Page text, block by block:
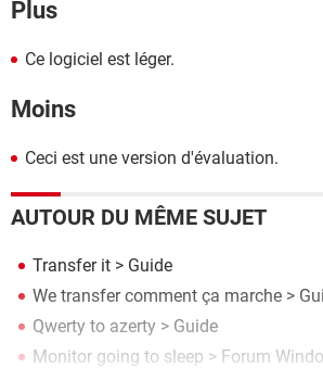
Plus
Ce logiciel est léger.
Moins
Ceci est une version d'évaluation.
AUTOUR DU MÊME SUJET
Transfer it > Guide
We transfer comment ça marche >
Qwerty to azerty > Guide
Monitor going to sleep > Forum